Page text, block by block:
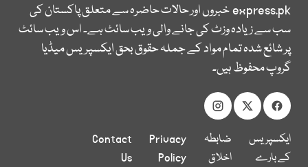
express.pkخبروں اور حالات حاضرہ سے متعلق پاکستان کی
سب سے زیادہ وزٹ کی جانے والی ویب سائٹ ہے۔ اس ویب سائٹ
پر شائع شدہ تمام مواد کے جملہ حقوق بحق ایکسپریس میڈیا
گروپ محفوظ ہیں۔
ایکسپریس
کے بارے
ضابطہ
اخلاق
Privacy
Policy
Contact
Us